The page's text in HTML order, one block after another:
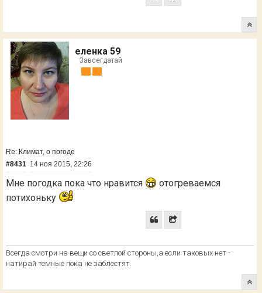
еленка 59
Завсегдатай
Re: Климат, о погоде
#8431 14 ноя 2015, 22:26
Мне погодка пока что нравится
отогреваемся
потихоньку
Всегда смотри на вещи со светлой стороны,а если таковых нет -
натирай темные пока не заблестят.